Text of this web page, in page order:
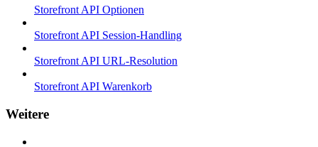
Storefront API Optionen
Storefront API Session-Handling
Storefront API URL-Resolution
Storefront API Warenkorb
Weitere